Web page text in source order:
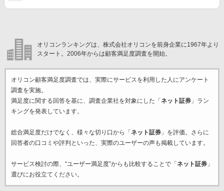
オリコンランキングは、株式会社オリコンを前身企業に1967年より
スタート。2006年からは顧客満足度調査を開始。
オリコン顧客満足度調査では、実際にサービスを利用した 人にアンケート
調査を実施。
満足度に関する回答を基に、調査企業社を対象にした「 ネット証券」ラン
キングを発表しています。
総合満足度だけでなく、様々な切り口から「 ネット証券」を評価。さらに
回答者の口コミや評判といった、実際のユーザーの声も掲載しています。
サービス検討の際、“ユーザー満足度”からも比較することで「 ネット証券」
選びにお役立てください。